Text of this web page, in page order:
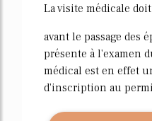
La visite médicale
avant le passage des
présente à l'examen
médical est en effet
d'inscription au